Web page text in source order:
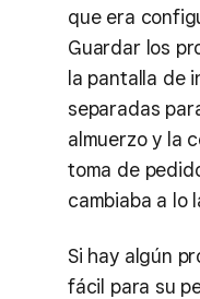
que era
Guardar los
la pantalla de
separadas
almuerzo y la
toma de
cambiaba a lo
Si hay algún
fácil para su